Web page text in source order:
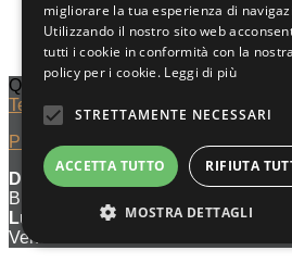
Quaderni Della Decrescita © 2023
Technology
Privacy Policy
Denominazione di editore :
BDES
Luogo di pubblicazione :Venezia
Venezia
migliorare la tua esperienza di
Utilizzando il nostro sito web
tutti i cookie in conformità con la nostra
policy per i cookie. Leggi di più
STRETTAMENTE NECESSARI
ACCETTA TUTTO RIFIUTA
MOSTRA DETTAGLI